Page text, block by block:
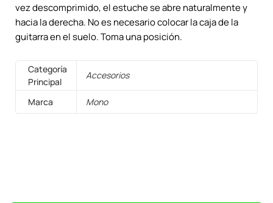
vez descomprimido, el estuche se abre naturalmente y
hacia la derecha. No es necesario colocar la caja de la
guitarra en el suelo. Toma una posición.
Categoría
Principal
Accesorios
Marca Mono